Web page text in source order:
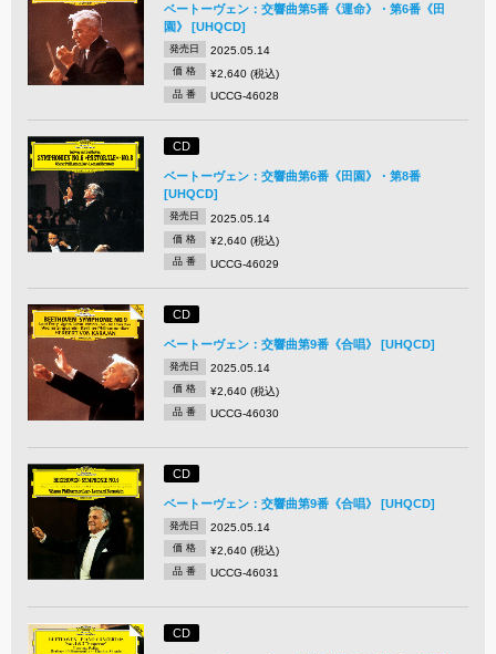
ベートーヴェン：交響曲第5番《運命》・第6番《田
園》 [UHQCD]
発売日 2025.05.14
価 格 ¥2,640 (税込)
品 番 UCCG-46028
CD
ベートーヴェン：交響曲第6番《田園》・第8番
[UHQCD]
発売日 2025.05.14
価 格 ¥2,640 (税込)
品 番 UCCG-46029
CD
ベートーヴェン：交響曲第9番《合唱》 [UHQCD]
発売日 2025.05.14
価 格 ¥2,640 (税込)
品 番 UCCG-46030
CD
ベートーヴェン：交響曲第9番《合唱》 [UHQCD]
発売日 2025.05.14
価 格 ¥2,640 (税込)
品 番 UCCG-46031
CD